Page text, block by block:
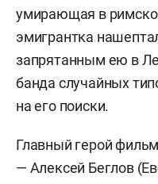
умирающая в
эмигрантка
запрятанным ею в
банда случайных
на его поиски.
Главный герой
— Алексей Беглов